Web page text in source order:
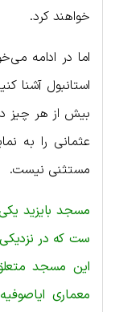
خواهند کرد.
اما در ادامه
استانبول آشنا
بیش از هر چیز
عثمانی را به
مستثنی نیست.
مسجد بایزید
ست که در نزدیکی
معماری